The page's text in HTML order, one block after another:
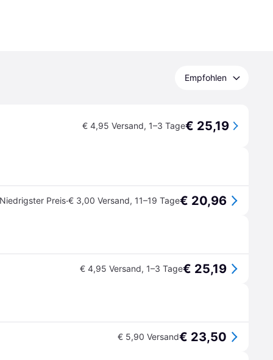
Empfohlen
€ 4,95 Versand, 1–3 Tage€ 25,19
Niedrigster Preis·€ 3,00 Versand, 11–19 Tage€ 20,96
€ 4,95 Versand, 1–3 Tage€ 25,19
€ 5,90 Versand€ 23,50